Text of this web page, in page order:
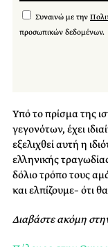
Συναινώ με την
προσωπικών δεδομένων.
Υπό το πρίσμα της
γεγονότων, έχει
εξελιχθεί αυτή η
ελληνικής
δόλιο τρόπο τους
και ελπίζουμε– ότι
Διαβάστε ακόμη